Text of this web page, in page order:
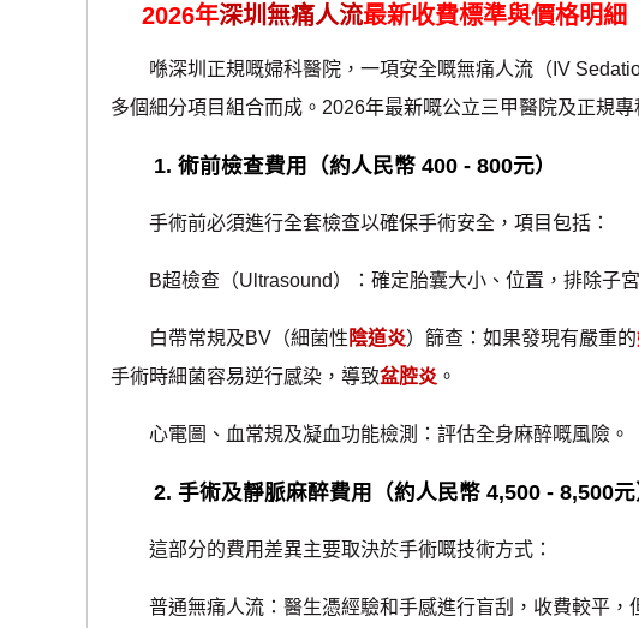
2026年深圳無痛人流最新收費標準與價格明細
喺深圳正規嘅婦科醫院，一項安全嘅無痛人流（IV
多個細分項目組合而成。2026年最新嘅公立三甲醫院及正規
1. 術前檢查費用（約人民幣 400 - 800元）
手術前必須進行全套檢查以確保手術安全，項目包括：
B超檢查（Ultrasound）：確定胎囊大小、位置，排除子宮
白帶常規及BV（細菌性 陰道炎）篩查：如果發現有嚴重的
手術時細菌容易逆行感染，導致盆腔炎 。
心電圖、血常規及凝血功能檢測：評估全身麻醉嘅風險。
2. 手術及靜脈麻醉費用（約人民幣 4,500 - 8,500元
這部分的費用差異主要取決於手術嘅技術方式：
普通無痛人流：醫生憑經驗和手感進行盲刮，收費較平，